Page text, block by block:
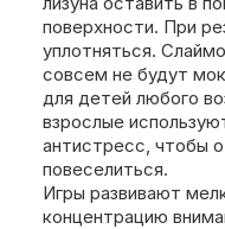
поверхности. При
уплотняться.
совсем не будут
для детей любого
взрослые
антистресс, чтобы
повеселиться.
Игры развивают
концентрацию